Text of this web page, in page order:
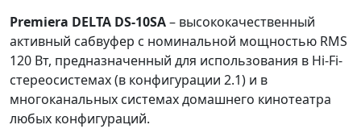
Premiera DELTA DS-10SA– высококачественный
активный сабвуфер с номинальной мощностью RMS
120 Вт, предназначенный для использования в Hi-Fi-
стереосистемах (в конфигурации 2.1) и в
многоканальных системах домашнего кинотеатра
любых конфигураций.